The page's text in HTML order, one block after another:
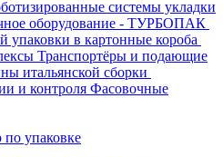
системы укладки
оборудование - ТУРБОПАК
упаковки в картонные короба
Транспортёры и подающие
итальянской сборки
и контроля Фасовочные
упаковке